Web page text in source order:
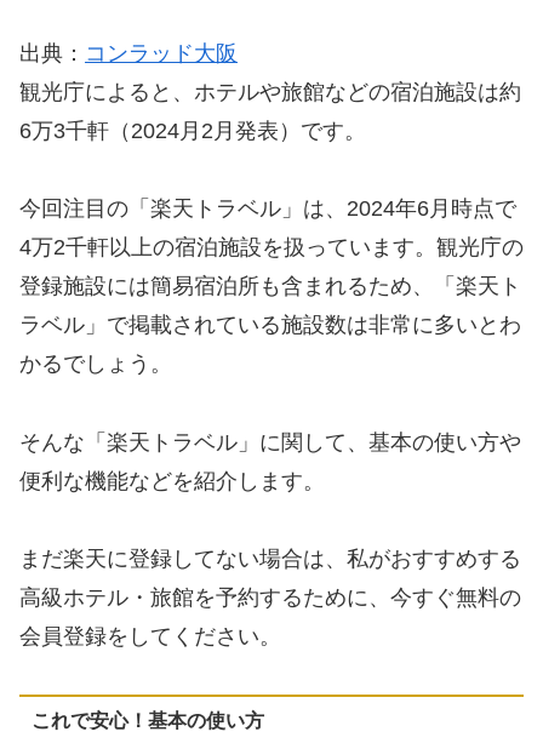
出典： コンラッド大阪
観光庁によると、ホテルや旅館などの宿泊施設は約
6万3千軒（2024月2月発表）です。
今回注目の「楽天トラベル」は、2024年6月時点で
4万2千軒以上の宿泊施設を扱っています。観光庁の
登録施設には簡易宿泊所も含まれるため、「楽天ト
ラベル」で掲載されている施設数は非常に多いとわ
かるでしょう。
そんな「楽天トラベル」に関して、基本の使い方や
便利な機能などを紹介します。
まだ楽天に登録してない場合は、私がおすすめする
高級ホテル・旅館を予約するために、今すぐ無料の
会員登録をしてください。
これで安心！基本の使い方